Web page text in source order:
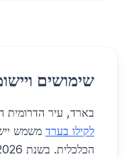
שימושים
בארד, עיר הדרומית התוססת
לקילו בערד משמש